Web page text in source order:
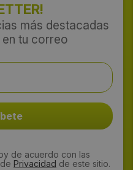
más destacadas
tu correo
de acuerdo con las
Privacidad de este sitio.